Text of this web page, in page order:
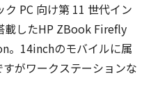
PC 向け第 11 世代イン
載したHP ZBook Firefly
。14inchのモバイルに属
がワークステーションな